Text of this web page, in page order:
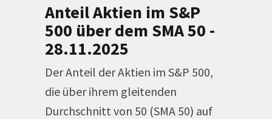
Anteil Aktien im S&P
500 über dem SMA 50 -
28.11.2025
Der Anteil der Aktien im S&P 500,
die über ihrem gleitenden
Durchschnitt von 50 (SMA 50) auf